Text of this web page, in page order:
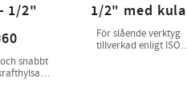
1/2"
snabbt
1/2" med kula
För slående verktyg
tillverkad enligt ISO